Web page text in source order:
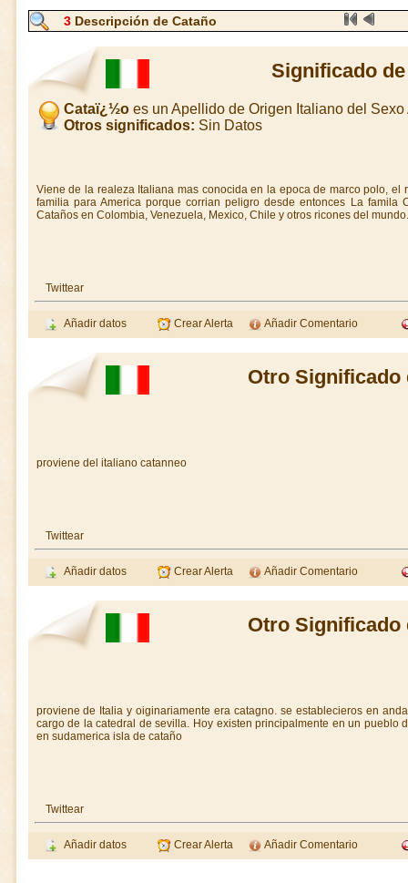
3 Descripción de Cataño
Significado
Cataï¿½oes un Apellido de Origen Italiano del Sexo
Otros significados: Sin Datos
Viene de la realeza Italiana mas conocida en la epoca de marco polo, el
familia para America porque corrian peligro desde entonces La famila
Cataños en Colombia, Venezuela, Mexico, Chile y otros ricones del mundo.
Twittear
Añadir datos Crear Alerta Añadir Comentario
Otro Significado
proviene del italiano catanneo
Twittear
Añadir datos Crear Alerta Añadir Comentario
Otro Significado
proviene de Italia y oiginariamente era catagno. se establecieros en
cargo de la catedral de sevilla. Hoy existen principalmente en un pueblo
en sudamerica isla de cataño
Twittear
Añadir datos Crear Alerta Añadir Comentario